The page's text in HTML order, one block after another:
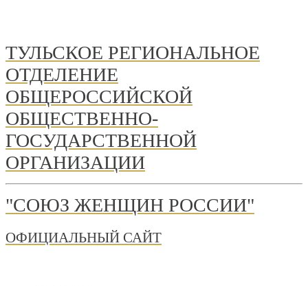
ТУЛЬСКОЕ РЕГИОНАЛЬНОЕ
ОТДЕЛЕНИЕ
ОБЩЕРОССИЙСКОЙ
ОБЩЕСТВЕННО-
ГОСУДАРСТВЕННОЙ
ОРГАНИЗАЦИИ
"СОЮЗ ЖЕНЩИН РОССИИ"
ОФИЦИАЛЬНЫЙ САЙТ